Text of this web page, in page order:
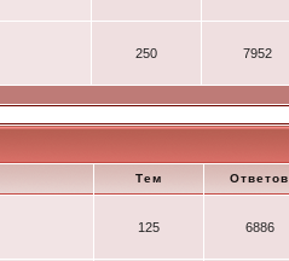
250 7952
Тем Ответов
125 6886